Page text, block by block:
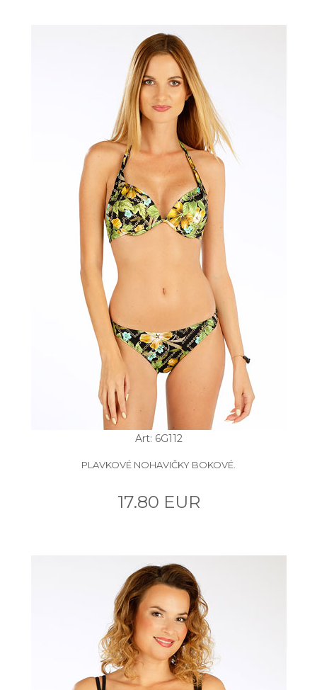
Art: 6G112
PLAVKOVÉ NOHAVIČKY BOKOVÉ.
17.80 EUR